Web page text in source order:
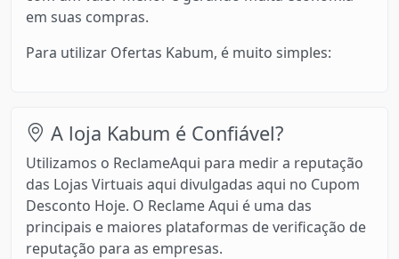
em suas compras.
Para utilizar Ofertas Kabum, é muito simples:
A loja Kabum é Confiável?
Utilizamos o ReclameAqui para medir a reputação
das Lojas Virtuais aqui divulgadas aqui no Cupom
Desconto Hoje. O Reclame Aqui é uma das
principais e maiores plataformas de verificação de
reputação para as empresas.